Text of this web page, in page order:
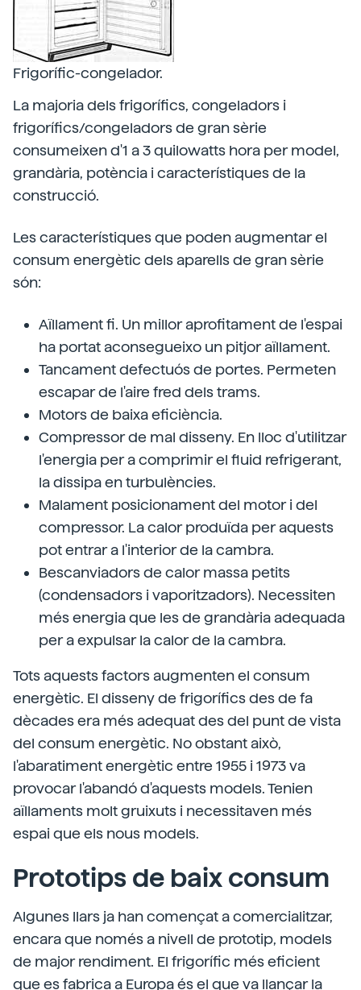
Frigorífic-congelador.
La majoria dels frigorífics, congeladors i
frigorífics/congeladors de gran sèrie
consumeixen d'1 a 3 quilowatts hora per model,
grandària, potència i característiques de la
construcció.
Les característiques que poden augmentar el
consum energètic dels aparells de gran sèrie
són:
Aïllament fi. Un millor aprofitament de l'espai
ha portat aconsegueixo un pitjor aïllament.
Tancament defectuós de portes. Permeten
escapar de l'aire fred dels trams.
Motors de baixa eficiència.
Compressor de mal disseny. En lloc d'utilitzar
l'energia per a comprimir el fluid refrigerant,
la dissipa en turbulències.
Malament posicionament del motor i del
compressor. La calor produïda per aquests
pot entrar a l'interior de la cambra.
Bescanviadors de calor massa petits
(condensadors i vaporitzadors). Necessiten
més energia que les de grandària adequada
per a expulsar la calor de la cambra.
Tots aquests factors augmenten el consum
energètic. El disseny de frigorífics des de fa
dècades era més adequat des del punt de vista
del consum energètic. No obstant això,
l'abaratiment energètic entre 1955 i 1973 va
provocar l'abandó d'aquests models. Tenien
aïllaments molt gruixuts i necessitaven més
espai que els nous models.
Prototips de baix consum
Algunes llars ja han començat a comercialitzar,
encara que només a nivell de prototip, models
de major rendiment. El frigorífic més eficient
que es fabrica a Europa és el que va llançar la